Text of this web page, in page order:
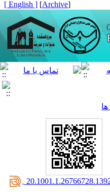
[
Archive
]
[ English ]